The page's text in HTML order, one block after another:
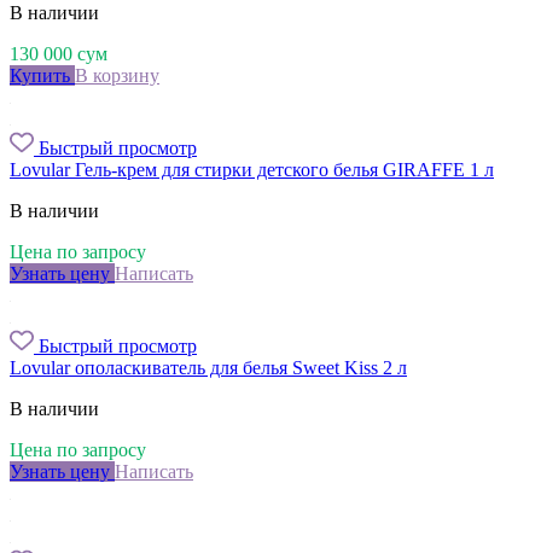
В наличии
130 000 сум
Купить В корзину
Быстрый просмотр
Lovular Гель-крем для стирки детского белья GIRAFFE 1 л
В наличии
Цена по запросу
Узнать цену Написать
Быстрый просмотр
Lovular ополаскиватель для белья Sweet Kiss 2 л
В наличии
Цена по запросу
Узнать цену Написать